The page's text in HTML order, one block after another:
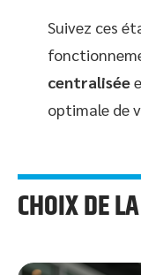
Suivez ces
centralisée
optimale de
CHOIX DE